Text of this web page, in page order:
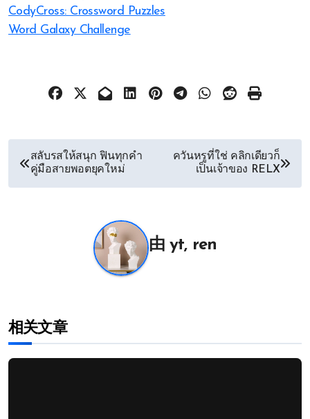
CodyCross: Crossword Puzzles
Word Galaxy Challenge
文
章
สลับรสให้สนุก ฟินทุกคำ
คู่มือสายพอตยุคใหม่
ควันหรูที่ใช่ คลิกเดียวก็
เป็นเจ้าของ RELX
由yt, ren
相关文章